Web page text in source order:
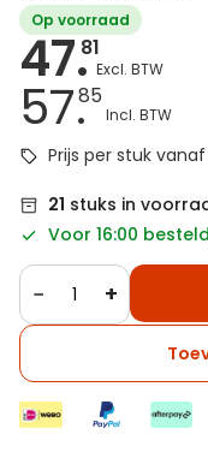
Op voorraad
47.81
57.85
Prijs per stuk
21 stuks in
Voor 16:00
− +